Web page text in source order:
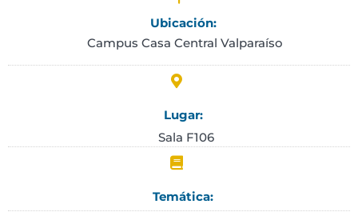
Ubicación:
Campus Casa Central Valparaíso
Lugar:
Sala F106
Temática: